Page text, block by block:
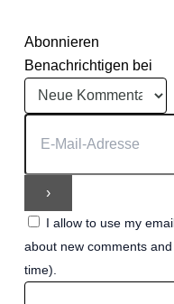
Abonnieren
Benachrichtigen bei
I allow to use my
about new comments
time).